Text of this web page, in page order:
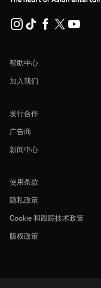
帮助中心
加入我们
发行合作
广告商
新闻中心
使用条款
隐私政策
Cookie 和跟踪技术政策
版权政策